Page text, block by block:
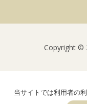
Copyright ©
当サイトでは利用者の